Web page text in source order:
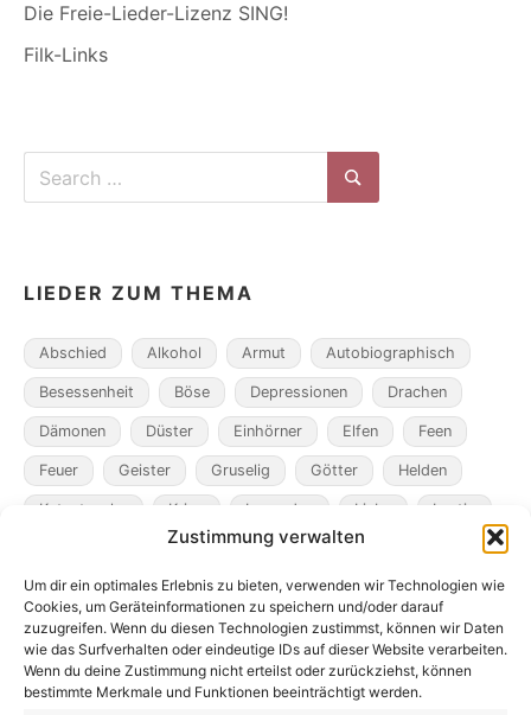
Zustimmung verwalten
Um dir ein optimales Erlebnis zu bieten, verwenden wir Technologien wie
Cookies, um Geräteinformationen zu speichern und/oder darauf
zuzugreifen. Wenn du diesen Technologien zustimmst, können wir Daten
wie das Surfverhalten oder eindeutige IDs auf dieser Website verarbeiten.
Wenn du deine Zustimmung nicht erteilst oder zurückziehst, können
bestimmte Merkmale und Funktionen beeinträchtigt werden.
Die Freie-Lieder-Lizenz SING!
Filk-Links
Search
for:
Search
LIEDER ZUM THEMA
Abschied Alkohol Armut Autobiographisch
Besessenheit Böse Depressionen Drachen
Dämonen Düster Einhörner Elfen Feen
Feuer Geister Gruselig Götter Helden
Katastrophe Krieg Legenden Liebe Lustig
Metamorphosen Mord Pakte
Pandemie Pest Rache Rollenspiel Roman
Räuber Satire Schiffe Schräg Tiere
Tod Traum Verlust Verwechselte Identität